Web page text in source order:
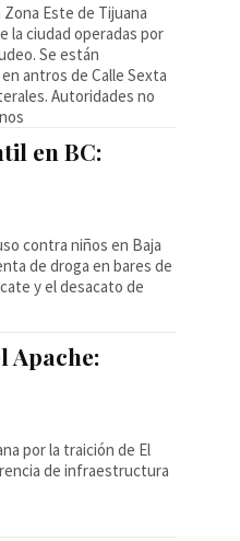
Este de Tijuana
la ciudad operadas por
Se están
antros de Calle Sexta
Autoridades no
en BC:
contra niños en Baja
de droga en bares de
y el desacato de
Apache:
por la traición de El
de infraestructura